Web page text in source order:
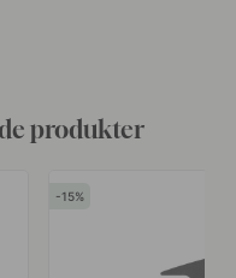
produkter
15